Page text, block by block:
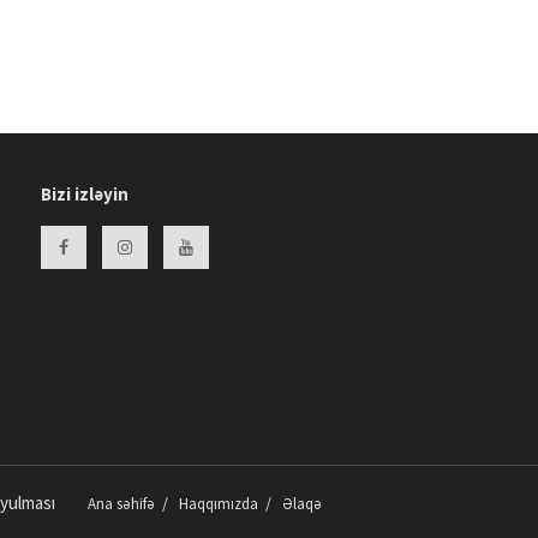
14:53 13.02.2026
Təmsilçimiz 28 min iştirakçı
arasında 56-cı olub: "Dubay
amma getmir? Səbəb bunlar ola
video/
14:20 30.01.2026
Bizi izləyin
Ana səhifə Haqqımızda Əlaqə